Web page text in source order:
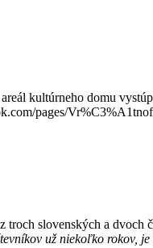
kultúrneho domu
pages/
slovenských a dvoch
už niekoľko rokov,